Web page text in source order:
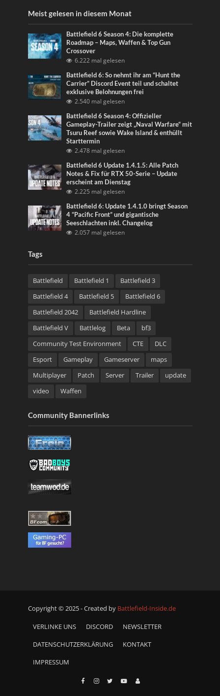
Meist gelesen in diesem Monat
Battlefield 6 Season 4: Die komplette
Roadmap – Maps, Waffen & Top Gun
Crossover
6.222 mal gelesen
Battlefield 6: So nehmt ihr am “Hunt the
Carrier” Discord Event teil und schaltet
exklusive Belohnungen frei
2.540 mal gelesen
Battlefield 6 Season 4: Offizieller
Gameplay-Trailer zeigt „Naval Warfare“ mit
Tsuru Reef sowie Wake Island & enthüllt
Starttermin
2.478 mal gelesen
Battlefield 6 Update 1.4.1.5: Alle Patch
Notes & Fix für RTX 50-Serie – Update
erscheint am Dienstag
2.225 mal gelesen
Battlefield 6: Update 1.4.1.0 bringt Season
4 “Pacific Front” und gigantische
Seeschlachten inkl. Changelog
2.057 mal gelesen
Tags
Battlefield Battlefield 1
Battlefield 3
Battlefield 4
Battlefield 5
Battlefield 6
Battlefield 2042
Battlefield Hardline
Battlefield V
Battlelog Beta
bf3
Community Test Environment
CTE
DLC
Esport
Gameplay Gameserver
maps
Multiplayer
Patch Server Trailer
update
video
Waffen
Community Bannerlinks
Copyright © 2025 - Created by Battlefield-Inside.de
VERLINKE UNS DISCORD NEWSLETTER
DATENSCHUTZERKLÄRUNG KONTAKT
IMPRESSUM